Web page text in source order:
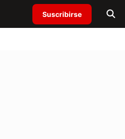
Suscribirse